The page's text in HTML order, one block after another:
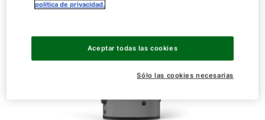
política de privacidad.
Sólo las cookies necesarias
Aceptar todas las cookies